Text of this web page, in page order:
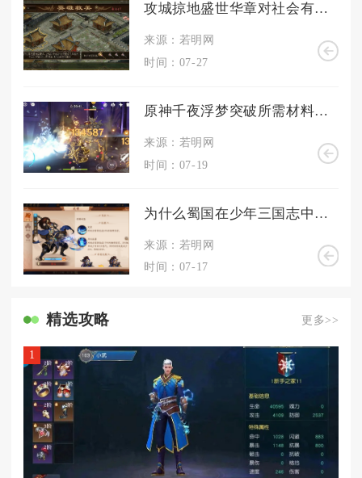
攻城掠地盛世华章对社会有何影响
来源：若明网
时间：07-27
原神千夜浮梦突破所需材料是哪些
来源：若明网
时间：07-19
为什么蜀国在少年三国志中如此兴盛
来源：若明网
时间：07-17
精选攻略 更多>>
1